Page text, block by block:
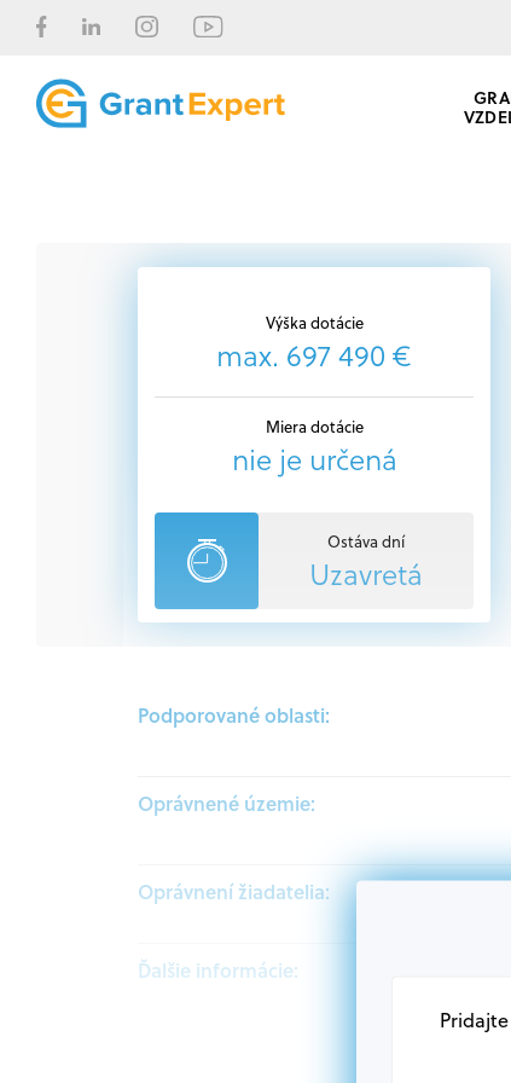
Výška dotácie
max. 697 490 €
Miera dotácie
nie je určená
Ostáva dní
Uzavretá
Podporované oblasti:
Oprávnené územie:
Oprávnení žiadatelia:
Ďalšie informácie: